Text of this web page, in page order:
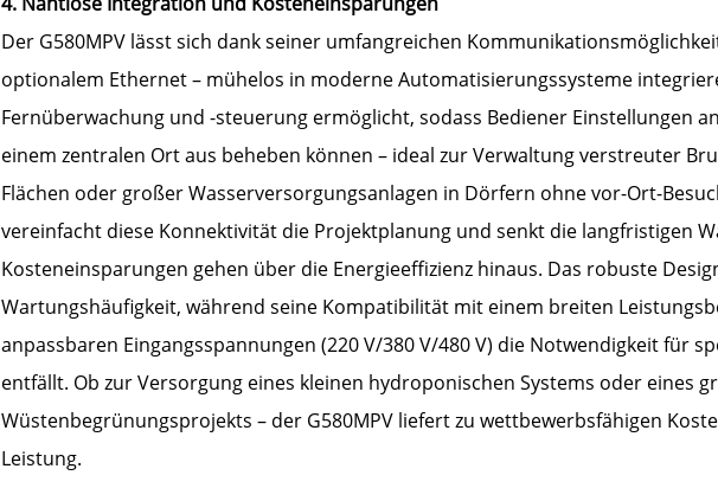
Der G580MPV lässt sich dank seiner umfangreichen
optionalem Ethernet – mühelos in moderne Automatisierungssysteme
Fernüberwachung und -steuerung ermöglicht, sodass Bediener Einstellungen
einem zentralen Ort aus beheben können – ideal zur Verwaltung verstreuter
Flächen oder großer Wasserversorgungsanlagen in Dörfern ohne vor-Ort-
vereinfacht diese Konnektivität die Projektplanung und senkt die langfristigen
Kosteneinsparungen gehen über die Energieeffizienz hinaus. Das robuste
Wartungshäufigkeit, während seine Kompatibilität mit einem breiten
anpassbaren Eingangsspannungen (220 V/380 V/480 V) die Notwendigkeit für
entfällt. Ob zur Versorgung eines kleinen hydroponischen Systems oder eines
Wüstenbegrünungsprojekts – der G580MPV liefert zu wettbewerbsfähigen
Leistung.